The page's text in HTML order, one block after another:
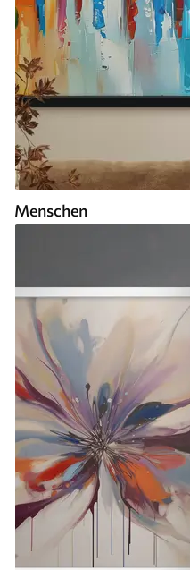
Menschen